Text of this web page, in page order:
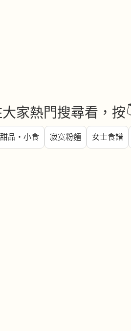
家熱門搜尋看，按
甜品・小食 寂寞粉麵 女士食譜